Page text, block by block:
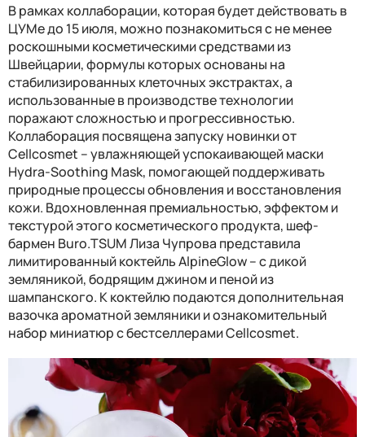
В рамках коллаборации, которая будет действовать в
ЦУМе до 15 июля, можно познакомиться с не менее
роскошными косметическими средствами из
Швейцарии, формулы которых основаны на
стабилизированных клеточных экстрактах, а
использованные в производстве технологии
поражают сложностью и прогрессивностью.
Коллаборация посвящена запуску новинки от
Cellcosmet – увлажняющей успокаивающей маски
Hydra-Soothing Mask, помогающей поддерживать
природные процессы обновления и восстановления
кожи. Вдохновленная премиальностью, эффектом и
текстурой этого косметического продукта, шеф-
бармен Buro.TSUMЛиза Чупрова представила
лимитированный коктейльAlpineGlow– с дикой
земляникой, бодрящим джином и пеной из
шампанского. К коктейлю подаются дополнительная
вазочка ароматной земляники и ознакомительный
набор миниатюр с бестселлерамиCellcosmet.